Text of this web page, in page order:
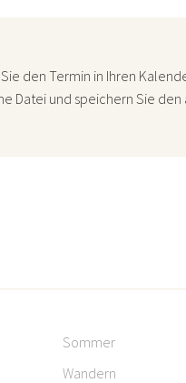
den Termin in Ihren
Datei und speichern Sie
Sommer
Wandern